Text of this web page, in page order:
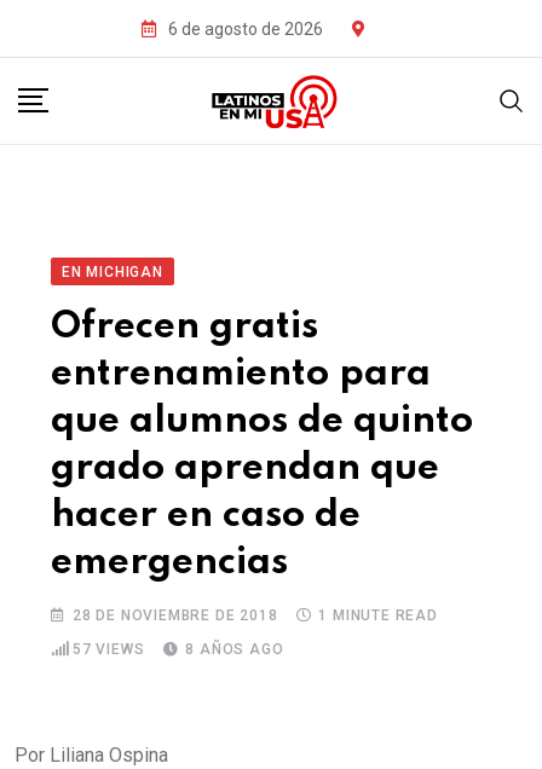
6 de agosto de 2026
EN MICHIGAN
Ofrecen gratis
entrenamiento para
que alumnos de quinto
grado aprendan que
hacer en caso de
emergencias
28 DE NOVIEMBRE DE 2018
1 MINUTE READ
57 VIEWS 8 AÑOS AGO
Por Liliana Ospina